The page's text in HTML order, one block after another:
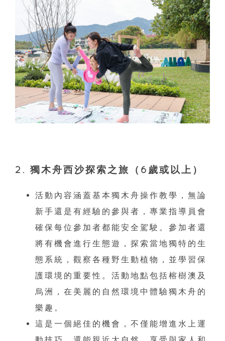
2. 獨木舟西沙探索之旅 （6歲或以上）
活動內容涵蓋基本獨木舟操作教學，無論
新手還是有經驗的參與者，專業指導員會
確保每位參加者都能安全駕駛。參加者還
將有機會進行生態遊，探索當地獨特的生
態系統，觀察各種野生動植物，並學習保
護環境的重要性。活動地點包括榕樹澳及
烏洲，在美麗的自然環境中體驗獨木舟的
樂趣。
這是一個絕佳的機會，不僅能增進水上運